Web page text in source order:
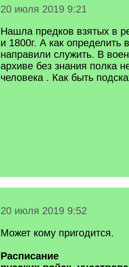
20 июля 2019 9:21
Нашла предков взятых в
и 1800г. А как определить
направили служить. В
архиве без знания полка
человека . Как быть
20 июля 2019 9:52
Может кому пригодится.
Расписание